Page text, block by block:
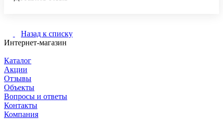
Назад к списку
Интернет-магазин
Каталог
Акции
Отзывы
Объекты
Вопросы и ответы
Контакты
Компания